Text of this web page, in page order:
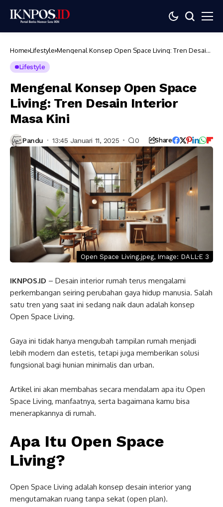
Home Lifestyle Mengenal Konsep Open Space Living: Tren Desain
Lifestyle
Mengenal Konsep Open Space
Living: Tren Desain Interior
Masa Kini
Pandu 13:45 Januari 11, 2025 0 Share
Open Space Living.jpeg, Image: DALL·E 3
IKNPOS.ID – Desain interior rumah terus mengalami
perkembangan seiring perubahan gaya hidup manusia. Salah
satu tren yang saat ini sedang naik daun adalah konsep
Open Space Living.
Gaya ini tidak hanya mengubah tampilan rumah menjadi
lebih modern dan estetis, tetapi juga memberikan solusi
fungsional bagi hunian minimalis dan urban.
Artikel ini akan membahas secara mendalam apa itu Open
Space Living, manfaatnya, serta bagaimana kamu bisa
menerapkannya di rumah.
Apa Itu Open Space
Living?
Open Space Living adalah konsep desain interior yang
mengutamakan ruang tanpa sekat (open plan).